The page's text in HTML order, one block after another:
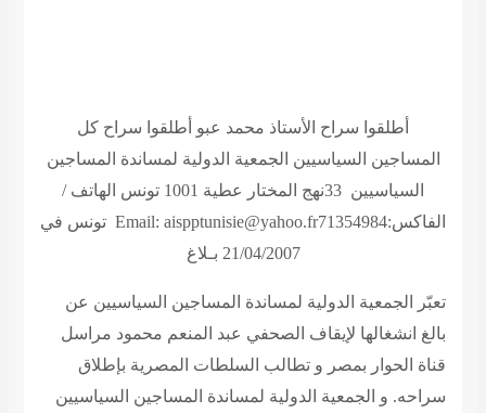
أطلقوا سراح الأستاذ محمد عبو أطلقوا سراح كل
المساجين السياسيين الجمعية الدولية لمساندة المساجين
السياسيين 33نهج المختار عطية 1001 تونس
الهاتف /
الفاكس:71354984
Email: aispptunisie@yahoo.fr تونس في
21/04/2007 بـلاغ
تعبّر الجمعية الدولية لمساندة المساجين السياسيين عن
بالغ انشغالها لإيقاف الصحفي عبد المنعم محمود مراسل
قناة الحوار بمصر و تطالب السلطات المصرية بإطلاق
سراحه. و الجمعية الدولية لمساندة المساجين السياسيين